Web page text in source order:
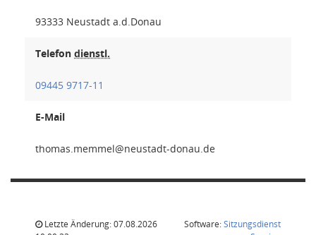
93333 Neustadt a.d.Donau
Telefon dienstl.
09445 9717-11
E-Mail
lemmem.
Letzte Änderung: 07.08.2026
Software:Sitzungsdienst